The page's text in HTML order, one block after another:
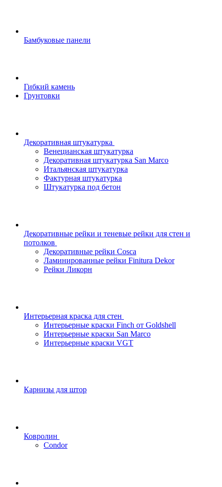
Бамбуковые панели
Гибкий камень
Грунтовки
Декоративная штукатурка
Венецианская штукатурка
Декоративная штукатурка San Marco
Итальянская штукатурка
Фактурная штукатурка
Штукатурка под бетон
Декоративные рейки и теневые рейки для стен и
потолков
Декоративные рейки Cosca
Ламинированные рейки Finitura Dekor
Рейки Ликорн
Интерьерная краска для стен
Интерьерные краски Finch от Goldshell
Интерьерные краски San Marco
Интерьерные краски VGT
Карнизы для штор
Ковролин
Condor